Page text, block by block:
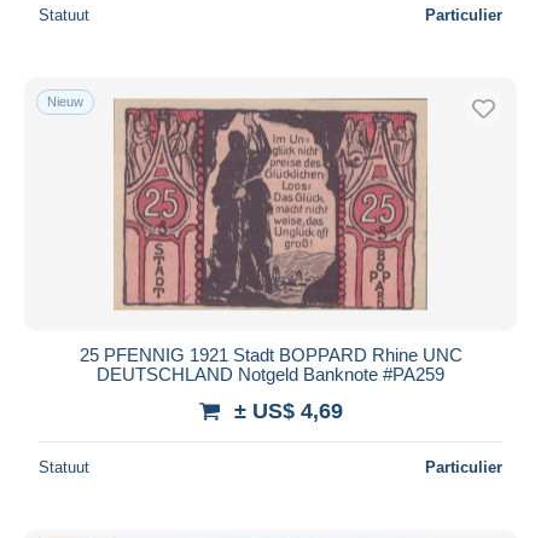
Statuut Particulier
Nieuw
25 PFENNIG 1921 Stadt BOPPARD Rhine UNC
DEUTSCHLAND Notgeld Banknote #PA259
± US$ 4,69
Statuut Particulier